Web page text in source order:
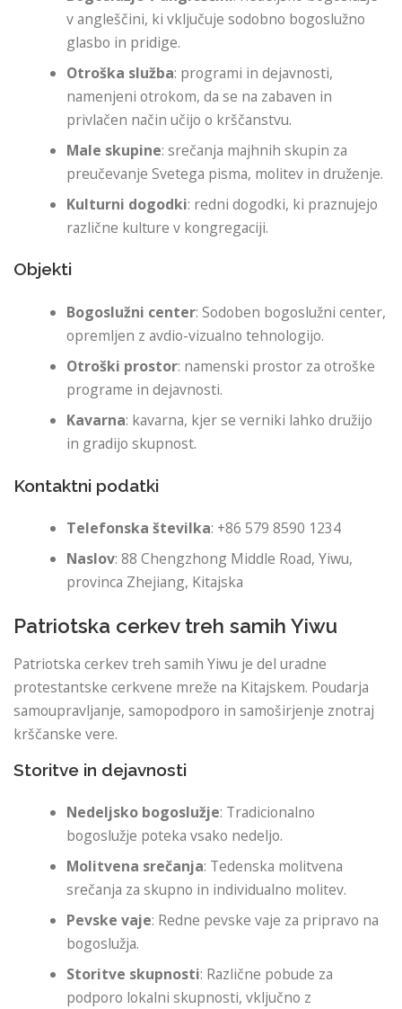
v angleščini, ki vključuje sodobno bogoslužno
glasbo in pridige.
Otroška služba: programi in dejavnosti,
namenjeni otrokom, da se na zabaven in
privlačen način učijo o krščanstvu.
Male skupine: srečanja majhnih skupin za
preučevanje Svetega pisma, molitev in druženje.
Kulturni dogodki: redni dogodki, ki praznujejo
različne kulture v kongregaciji.
Objekti
Bogoslužni center: Sodoben bogoslužni center,
opremljen z avdio-vizualno tehnologijo.
Otroški prostor: namenski prostor za otroške
programe in dejavnosti.
Kavarna: kavarna, kjer se verniki lahko družijo
in gradijo skupnost.
Kontaktni podatki
Telefonska številka: +86 579 8590 1234
Naslov: 88 Chengzhong Middle Road, Yiwu,
provinca Zhejiang, Kitajska
Patriotska cerkev treh samih Yiwu
Patriotska cerkev treh samih Yiwu je del uradne
protestantske cerkvene mreže na Kitajskem. Poudarja
samoupravljanje, samopodporo in samoširjenje znotraj
krščanske vere.
Storitve in dejavnosti
Nedeljsko bogoslužje: Tradicionalno
bogoslužje poteka vsako nedeljo.
Molitvena srečanja: Tedenska molitvena
srečanja za skupno in individualno molitev.
Pevske vaje: Redne pevske vaje za pripravo na
bogoslužja.
Storitve skupnosti: Različne pobude za
podporo lokalni skupnosti, vključno z